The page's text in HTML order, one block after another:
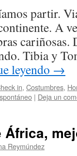
partir.
A
cariñosas.
Tibia y
leyendo →
in, Costumbres,
| Deja un
Reymúndez